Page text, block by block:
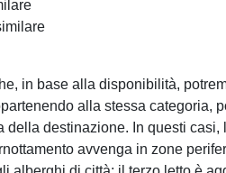
in base alla disponibilità,
alla stessa
della destinazione. In questi
avvenga in zone